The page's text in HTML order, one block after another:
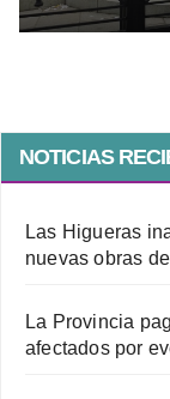
NOTICIAS
Las Higueras
nuevas obras
La Provincia
afectados por